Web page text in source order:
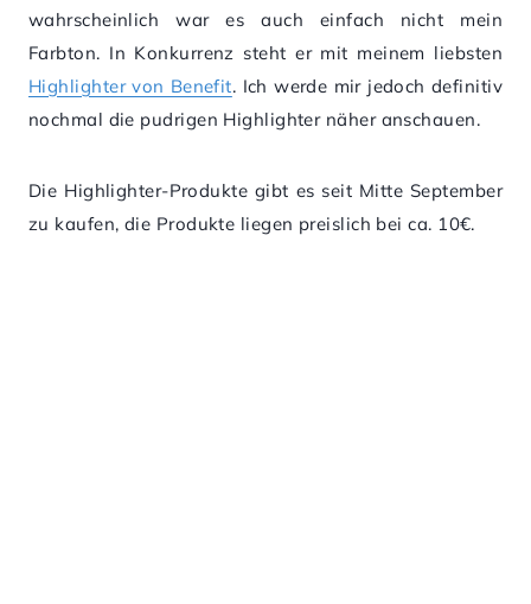
wahrscheinlich war es auch einfach nicht mein
Farbton. In Konkurrenz steht er mit meinem liebsten
Highlighter von Benefit. Ich werde mir jedoch definitiv
nochmal die pudrigen Highlighter näher anschauen.
Die Highlighter-Produkte gibt es seit Mitte September
zu kaufen, die Produkte liegen preislich bei ca. 10€.